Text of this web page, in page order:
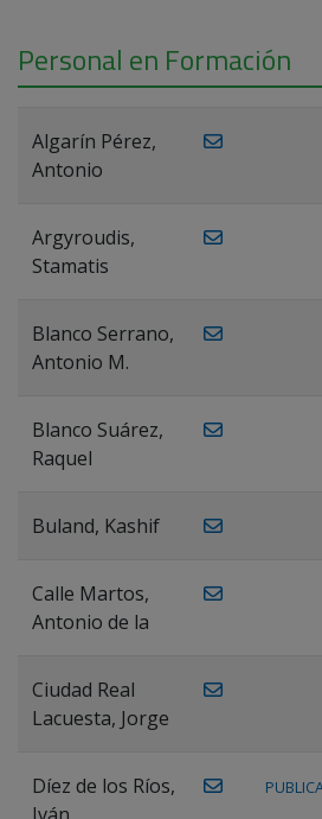
Personal en Formación
Algarín Pérez,
Antonio
Argyroudis,
Stamatis
Blanco Serrano,
Antonio M.
Blanco Suárez,
Raquel
Buland, Kashif
Calle Martos,
Antonio de la
Ciudad Real
Lacuesta, Jorge
Díez de los Ríos,